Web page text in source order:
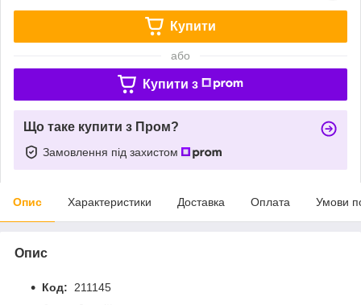
Купити
або
Купити з
Що таке купити з Пром?
Замовлення під захистом
Опис Характеристики Доставка Оплата Умови
Опис
Код: 211145